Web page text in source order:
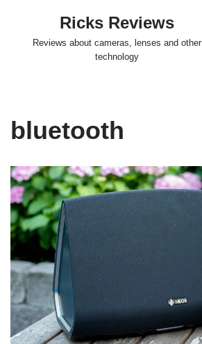
Ricks Reviews
Reviews about cameras, lenses and other
technology
bluetooth